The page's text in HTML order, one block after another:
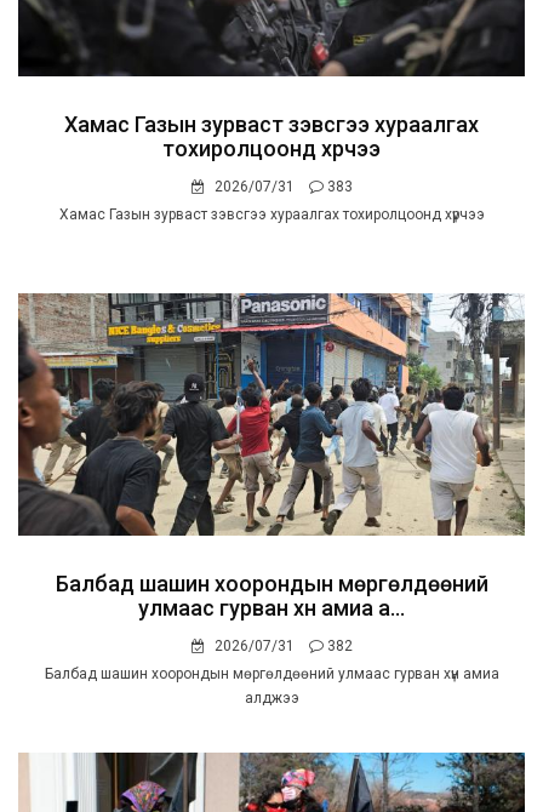
Хамас Газын зурваст зэвсгээ хураалгах
тохиролцоонд хүрчээ
2026/07/31
383
Хамас Газын зурваст зэвсгээ хураалгах тохиролцоонд хүрчээ
Балбад шашин хоорондын мөргөлдөөний
улмаас гурван хүн амиа а...
2026/07/31
382
Балбад шашин хоорондын мөргөлдөөний улмаас гурван хүн амиа
алджээ